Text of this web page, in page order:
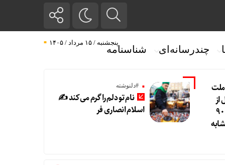
چندرسانه‌ای شناسنامه
پنجشنبه / ۱۵ مرداد / ۱۴۰۵
ملت
۱۴.۵ همت گذشت/ رشد ۹۰
#دلنوشته
نام تو دلم را گرم می‌کند ✍️
اسلام انصاری فر